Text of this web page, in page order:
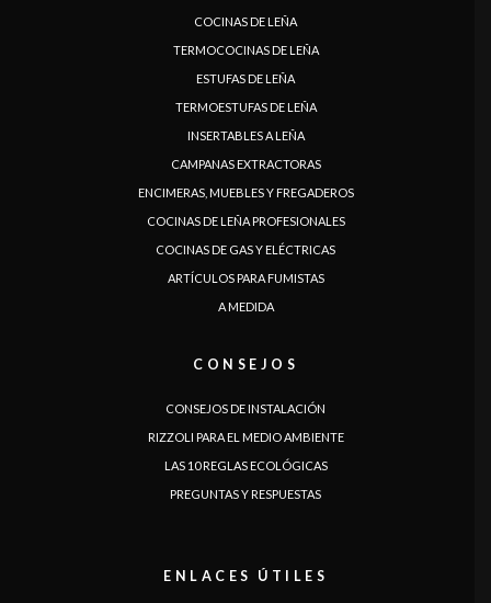
EN |ES |SE |SK | CZ |
COCINAS DE LEÑA
TERMOCOCINAS DE LEÑA
ESTUFAS DE LEÑA
TERMOESTUFAS DE LEÑA
INSERTABLES A LEÑA
CAMPANAS EXTRACTORAS
ENCIMERAS, MUEBLES Y FREGADEROS
COCINAS DE LEÑA PROFESIONALES
COCINAS DE GAS Y ELÉCTRICAS
ARTÍCULOS PARA FUMISTAS
A MEDIDA
CONSEJOS
CONSEJOS DE INSTALACIÓN
RIZZOLI PARA EL MEDIO AMBIENTE
LAS 10 REGLAS ECOLÓGICAS
PREGUNTAS Y RESPUESTAS
ENLACES ÚTILES